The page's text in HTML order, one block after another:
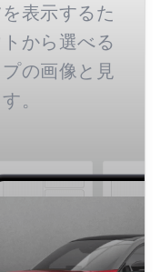
表示するた
から選べる
の画像と見
。